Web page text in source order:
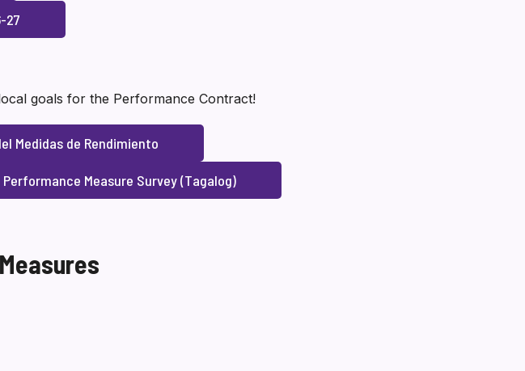
27
goals for the Performance Contract!
Medidas de Rendimiento
Performance Measure Survey (Tagalog)